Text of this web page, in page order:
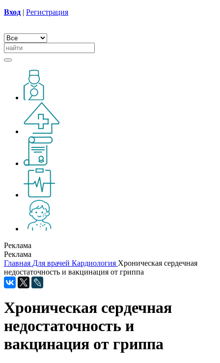
Вход | Регистрация
Реклама
Реклама
Главная Для врачей Кардиология Хроническая сердечная
недостаточность и вакцинация от гриппа
Хроническая сердечная
недостаточность и
вакцинация от гриппа